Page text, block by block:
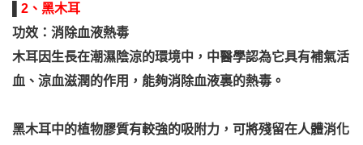
2、黑木耳
功效：消除血液熱毒
木耳因生長在潮濕陰涼的環境中，中醫學認為它具有補氣活
血、涼血滋潤的作用，能夠消除血液裏的熱毒。
黑木耳中的植物膠質有較強的吸附力，可將殘留在人體消化